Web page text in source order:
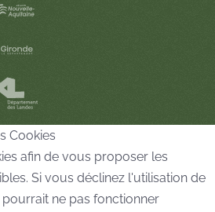
Cookies
afin de vous proposer les
Si vous déclinez l'utilisation de
ne pas fonctionner